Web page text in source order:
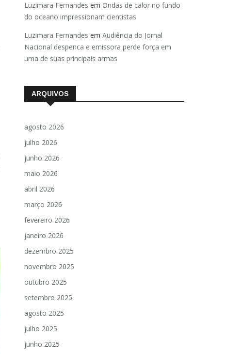
Luzimara Fernandes em Ondas de calor no fundo
do oceano impressionam cientistas
Luzimara Fernandes em Audiência do Jornal
Nacional despenca e emissora perde força em
uma de suas principais armas
ARQUIVOS
agosto 2026
julho 2026
junho 2026
maio 2026
abril 2026
março 2026
fevereiro 2026
janeiro 2026
dezembro 2025
novembro 2025
outubro 2025
setembro 2025
agosto 2025
julho 2025
junho 2025